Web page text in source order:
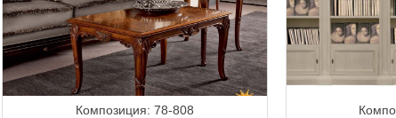
Композиция: 78-808